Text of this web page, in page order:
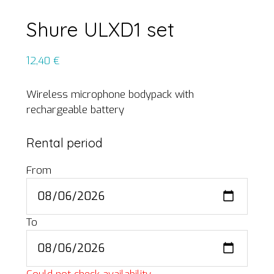
Shure ULXD1 set
12,40 €
Wireless microphone bodypack with
rechargeable battery
Rental period
From
To